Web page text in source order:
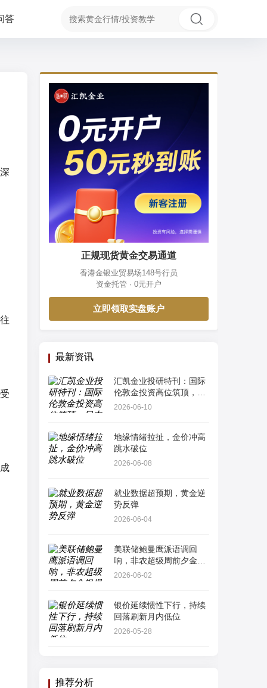
答
正规现货黄金交易通道
香港金银业贸易场148号行员
资金托管 · 0元开户
立即领取实盘账户
最新资讯
汇凯金业投研特刊：国际
伦敦金投资高位筑顶，日
内多空订单流算法解析
2026-06-10
地缘情绪拉扯，金价冲高
跳水破位
2026-06-08
就业数据超预期，黄金逆
势反弹
2026-06-04
美联储鲍曼鹰派语调回
响，非农超级周前夕金银
爆发“多头踩踏”
2026-06-02
银价延续惯性下行，持续
回落刷新月内低位
2026-05-28
推荐分析